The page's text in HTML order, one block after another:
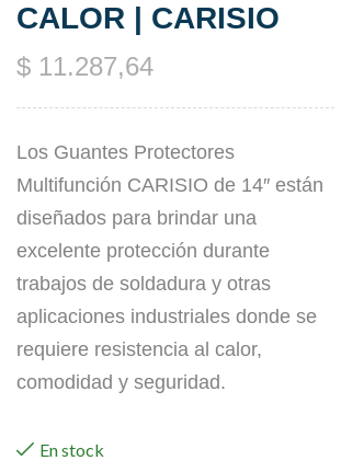
CALOR | CARISIO
$ 11.287,64
Los Guantes Protectores
Multifunción CARISIO de 14″ están
diseñados para brindar una
excelente protección durante
trabajos de soldadura y otras
aplicaciones industriales donde se
requiere resistencia al calor,
comodidad y seguridad.
En stock